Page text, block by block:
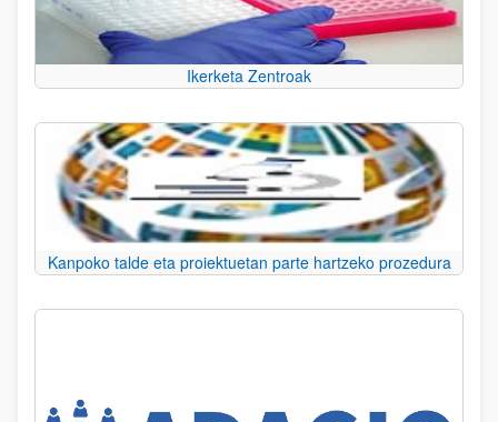
Ikerketa Zentroak
Kanpoko talde eta proiektuetan parte hartzeko prozedura